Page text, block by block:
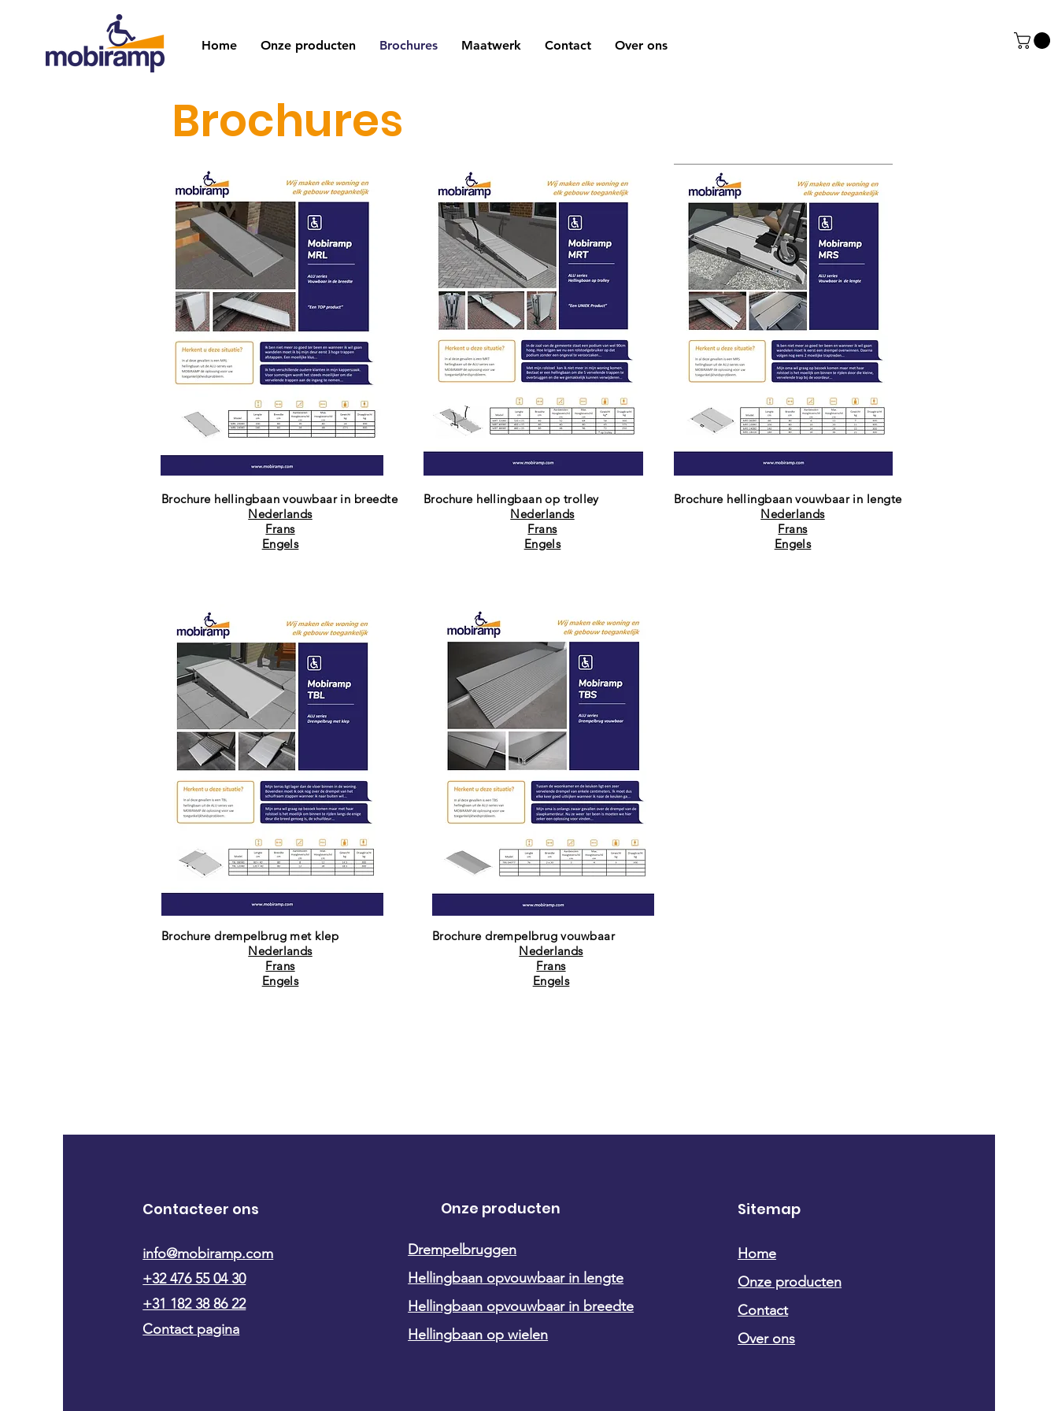
Home Onze producten Brochures Maatwerk Contact Over ons
Brochures
Brochure hellingbaan vouwbaar in breedte
Nederlands
Frans
Engels
Brochure hellingbaan op trolley
Nederlands
Frans
Engels
Brochure hellingbaan vouwbaar in lengte
Nederlands
Frans
Engels
Brochure drempelbrug met klep
Nederlands
Frans
Engels
Brochure drempelbrug vouwbaar
Nederlands
Frans
Engels
Contacteer ons
info@mobiramp.com
+32 476 55 04 30
+31 182 38 86 22
Contact pagina
Onze producten
Drempelbruggen
Hellingbaan opvouwbaar in lengte
Hellingbaan opvouwbaar in breedte
Hellingbaan op wielen
Sitemap
Home
Onze producten
Contact
Over ons